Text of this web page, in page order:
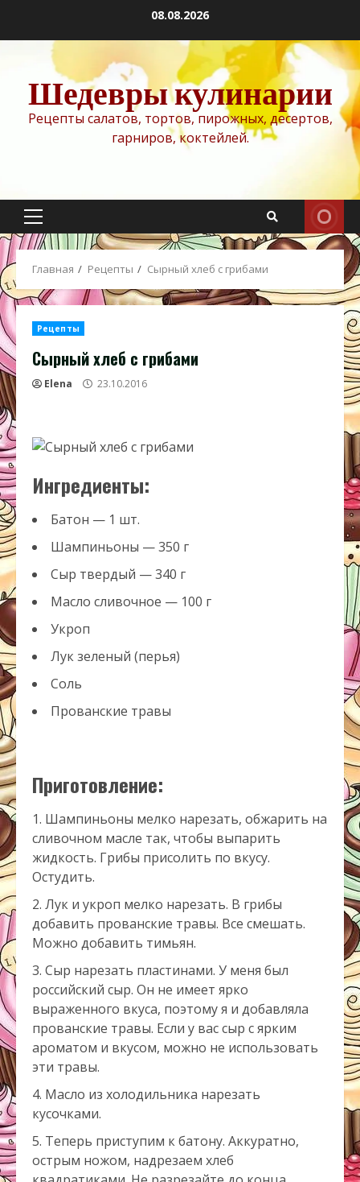
содержимому
08.08.2026
Шедевры кулинарии
Рецепты салатов, тортов, пирожных, десертов,
гарниров, коктейлей.
Основное
меню
Главная Рецепты Сырный хлеб с грибами
Рецепты
Сырный хлеб с грибами
Elena 23.10.2016
Ингредиенты:
Батон — 1 шт.
Шампиньоны — 350 г
Сыр твердый — 340 г
Масло сливочное — 100 г
Укроп
Лук зеленый (перья)
Соль
Прованские травы
Приготовление:
Шампиньоны мелко нарезать, обжарить на
сливочном масле так, чтобы выпарить
жидкость. Грибы присолить по вкусу.
Остудить.
Лук и укроп мелко нарезать. В грибы
добавить прованские травы. Все смешать.
Можно добавить тимьян.
Сыр нарезать пластинами. У меня был
российский сыр. Он не имеет ярко
выраженного вкуса, поэтому я и добавляла
прованские травы. Если у вас сыр с ярким
ароматом и вкусом, можно не использовать
эти травы.
Масло из холодильника нарезать
кусочками.
Теперь приступим к батону. Аккуратно,
острым ножом, надрезаем хлеб